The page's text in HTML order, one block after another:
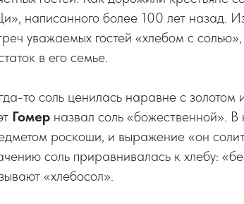
написанного более 100 лет назад.
уважаемых гостей «хлебом с
в его семье.
то соль ценилась наравне с
Гомер назвал соль «божественной».
роскоши, и выражение «он
соль приравнивалась к хлебу:
«хлебосол».